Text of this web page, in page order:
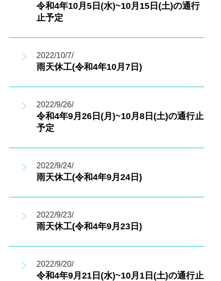
令和4年10月5日(水)~10月15日(土)の通行
止予定
2022/10/7/
雨天休工(令和4年10月7日)
2022/9/26/
令和4年9月26日(月)~10月8日(土)の通行止
予定
2022/9/24/
雨天休工(令和4年9月24日)
2022/9/23/
雨天休工(令和4年9月23日)
2022/9/20/
令和4年9月21日(水)~10月1日(土)の通行止